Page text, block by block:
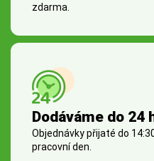
zdarma.
Dodáváme do 24
Objednávky přijaté do
pracovní den.